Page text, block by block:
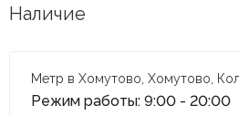
Наличие
Метр в Хомутово, Хомутово,
Режим работы: 9:00 - 20:00